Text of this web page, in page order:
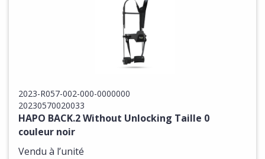
2023-R057-002-000-0000000
20230570020033
HAPO BACK.2 Without Unlocking Taille 0
couleur noir
Vendu à l’unité